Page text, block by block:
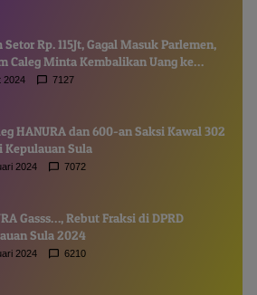
Setor Rp. 115Jt, Gagal Masuk Parlemen,
Caleg Minta Kembalikan Uang ke
KPUD
2024 7127
HANURA dan 600-an Saksi Kawal 302
Kepulauan Sula
2024 7072
Gasss…, Rebut Fraksi di DPRD
Sula 2024
2024 6210